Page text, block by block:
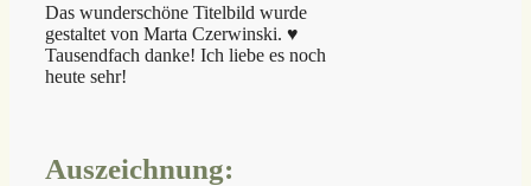
Das wunderschöne Titelbild wurde
gestaltet von Marta Czerwinski. ♥
Tausendfach danke! Ich liebe es noch
heute sehr!
Auszeichnung: